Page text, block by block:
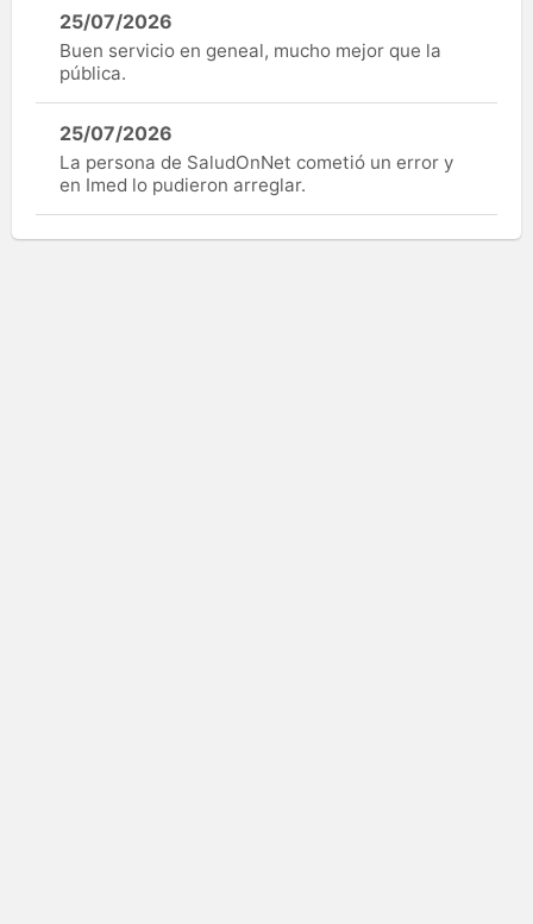
25/07/2026
Buen servicio en geneal, mucho mejor que la
pública.
25/07/2026
La persona de SaludOnNet cometió un error y
en Imed lo pudieron arreglar.